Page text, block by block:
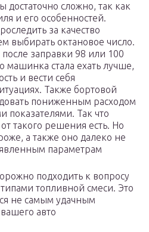
достаточно сложно, так как
и его особенностей.
за качество
выбирать октановое число.
заправки 98 или 100
машинка стала ехать лучше,
и вести себя
Также бортовой
пониженным расходом
показателями. Так что
такого решения есть. Но
а также оно далеко не
параметрам
подходить к вопросу
топливной смеси. Это
не самым удачным
авто